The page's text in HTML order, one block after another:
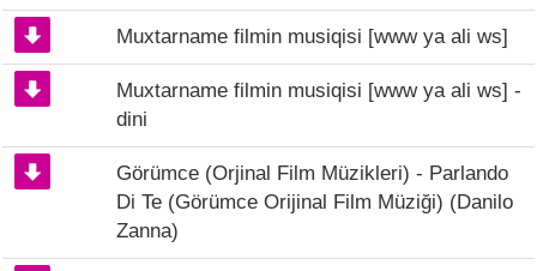
Muxtarname filmin musiqisi [www ya ali ws]
Muxtarname filmin musiqisi [www ya ali ws] -
dini
Görümce (Orjinal Film Müzikleri) - Parlando
Di Te (Görümce Orijinal Film Müziği) (Danilo
Zanna)